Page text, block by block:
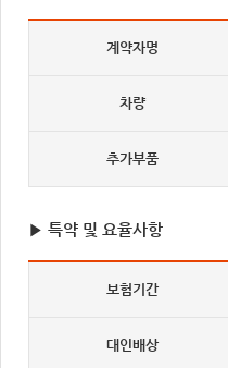
계약자명
차량
추가부품
▶ 특약 및 요율사항
보험기간
대인배상